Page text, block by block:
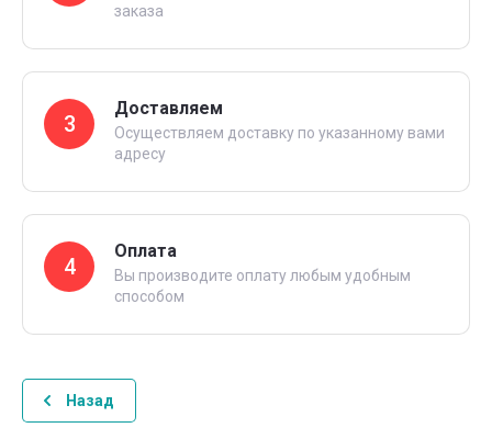
заказа
3
Доставляем
Осуществляем доставку по указанному вами
адресу
4
Оплата
Вы производите оплату любым удобным
способом
Назад